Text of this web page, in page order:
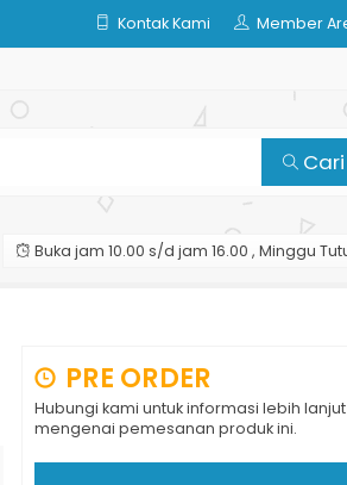
Kontak Kami Member
Cari
Buka jam 10.00 s/d jam 16.00 , Minggu
PRE ORDER
Hubungi kami untuk informasi lebih lanjut
mengenai pemesanan produk ini.